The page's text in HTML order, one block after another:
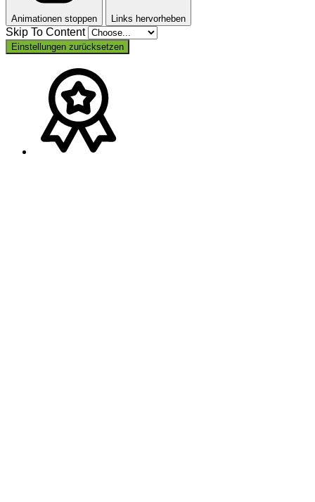
Animationen stoppen Links hervorheben
Skip To Content
Einstellungen zurücksetzen